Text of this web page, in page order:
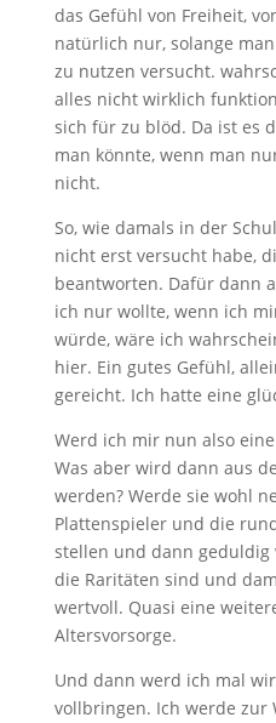
das Gefühl von Freiheit,
natürlich nur, solange
zu nutzen versucht.
alles nicht wirklich
sich für zu blöd. Da ist es
man könnte, wenn man
nicht.
So, wie damals in der
nicht erst versucht habe,
beantworten. Dafür dann
ich nur wollte, wenn ich
würde, wäre ich
hier. Ein gutes Gefühl,
gereicht. Ich hatte eine
Werd ich mir nun also
Was aber wird dann aus
werden? Werde sie wohl
Plattenspieler und die
stellen und dann geduldig
die Raritäten sind und
wertvoll. Quasi eine
Altersvorsorge.
Und dann werd ich mal
vollbringen. Ich werde zur